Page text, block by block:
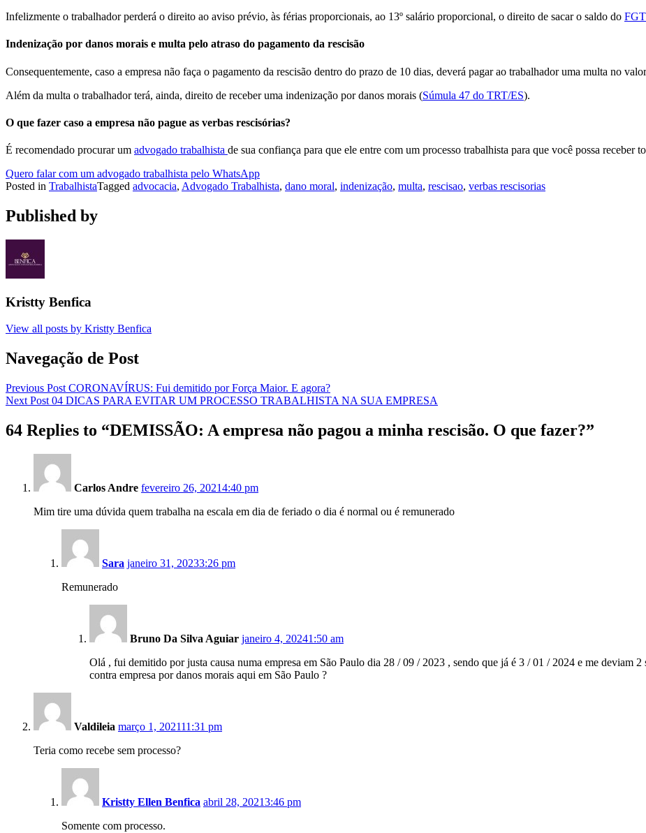
Infelizmente o trabalhador perderá o direito ao aviso prévio, às férias proporcionais, ao 13º salário proporcional, o direito de sacar o saldo do
Indenização por danos morais e multa pelo atraso do pagamento da rescisão
Consequentemente, caso a empresa não faça o pagamento da rescisão dentro do prazo de 10 dias, deverá pagar ao trabalhador uma multa no
Além da multa o trabalhador terá, ainda, direito de receber uma indenização por danos morais (Súmula 47 do TRT/ES).
O que fazer caso a empresa não pague as verbas rescisórias?
É recomendado procurar um advogado trabalhista de sua confiança para que ele entre com um processo trabalhista para que você possa receber
Quero falar com um advogado trabalhista pelo WhatsApp
Posted in TrabalhistaTagged advocacia, Advogado Trabalhista, dano moral, indenização, multa, rescisao, verbas rescisorias
Published by
Kristty Benfica
View all posts by Kristty Benfica
Navegação de Post
Previous Post CORONAVÍRUS: Fui demitido por Força Maior. E agora?
Next Post 04 DICAS PARA EVITAR UM PROCESSO TRABALHISTA NA SUA EMPRESA
64 Replies to “DEMISSÃO: A empresa não pagou a minha rescisão. O que fazer?”
Carlos Andre fevereiro 26, 20214:40 pm
Mim tire uma dúvida quem trabalha na escala em dia de feriado o dia é normal ou é remunerado
Sara janeiro 31, 20233:26 pm
Remunerado
Bruno Da Silva Aguiar janeiro 4, 20241:50 am
Olá , fui demitido por justa causa numa empresa em São Paulo dia 28 / 09 / 2023 , sendo que já é 3 / 01 / 2024 e me deviam
contra empresa por danos morais aqui em São Paulo ?
Valdileia março 1, 202111:31 pm
Teria como recebe sem processo?
Kristty Ellen Benfica abril 28, 20213:46 pm
Somente com processo.